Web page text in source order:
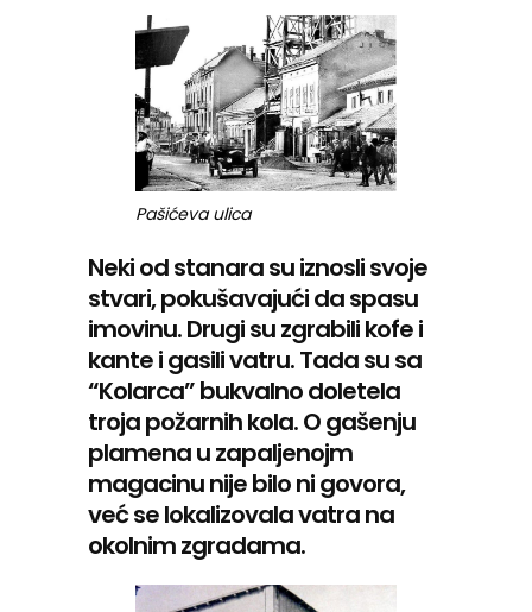
Pašićeva ulica
Neki od stanara su iznosli svoje
stvari, pokušavajući da spasu
imovinu. Drugi su zgrabili kofe i
kante i gasili vatru. Tada su sa
“Kolarca” bukvalno doletela
troja požarnih kola. O gašenju
plamena u zapaljenojm
magacinu nije bilo ni govora,
već se lokalizovala vatra na
okolnim zgradama.